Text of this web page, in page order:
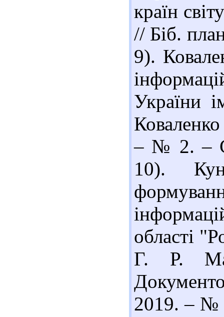
країн
// Біб.
9).
України
– № 2. –
10).
області
Г. Р.
2019. – №